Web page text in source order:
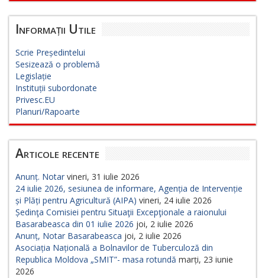
Informații Utile
Scrie Președintelui
Sesizează o problemă
Legislație
Instituții subordonate
Privesc.EU
Planuri/Rapoarte
Articole recente
Anunț. Notar vineri, 31 iulie 2026
24 iulie 2026, sesiunea de informare, Agenția de Intervenție
și Plăți pentru Agricultură (AIPA) vineri, 24 iulie 2026
Ședinţa Comisiei pentru Situaţii Excepţionale a raionului
Basarabeasca din 01 iulie 2026 joi, 2 iulie 2026
Anunț, Notar Basarabeasca joi, 2 iulie 2026
Asociația Națională a Bolnavilor de Tuberculoză din
Republica Moldova „SMIT”- masa rotundă marți, 23 iunie
2026